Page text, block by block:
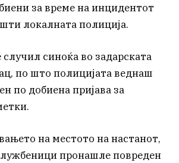
за време на инцидентот
локалната полиција.
синоќа во задарската
по што полицијата веднаш
по добиена пријава за
на местото на настанот,
пронашле повреден